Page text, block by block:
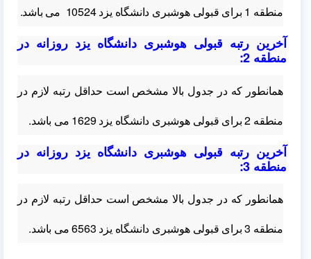
منطقه 1
برای قبولی هوشبری دانشگاه یزد 10524 می باشد.
آخرین رتبه قبولی هوشبری دانشگاه یزد روزانه در
منطقه 2:
همانطور که در جدول بالا مشخص است حداقل رتبه لازم در
منطقه 2 برای قبولی هوشبری دانشگاه یزد 1629 می باشد.
آخرین رتبه قبولی هوشبری دانشگاه یزد روزانه در
منطقه 3:
همانطور که در جدول بالا مشخص است حداقل رتبه لازم در
منطقه 3 برای قبولی هوشبری دانشگاه یزد 6563 می باشد.